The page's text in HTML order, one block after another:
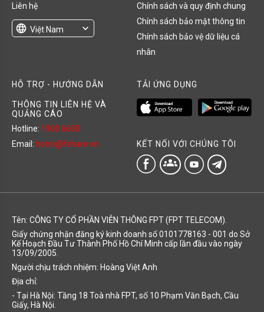
Liên hệ
language Việt Nam
expand_more
Chính sách và quy định chung
Chính sách bảo mật thông tin
Chính sách bảo vệ dữ liệu cá
nhân
HỖ TRỢ - HƯỚNG DẪN
THÔNG TIN LIÊN HỆ VÀ
QUẢNG CÁO
Hotline: 1900 6600
Email: hotro@fshare.vn
TẢI ỨNG DỤNG
KẾT NỐI VỚI CHÚNG TÔI
groups
Tên: CÔNG TY CỔ PHẦN VIỄN THÔNG FPT (FPT TELECOM).
Giấy chứng nhận đăng ký kinh doanh số 0101778163 - 001 do Sở
Kế Hoạch Đầu Tư Thành Phố Hồ Chí Minh cấp lần đầu vào ngày
13/09/2005.
Người chịu trách nhiệm: Hoàng Việt Anh
Địa chỉ:
- Tại Hà Nội: Tầng 18 Toà nhà FPT, số 10 Phạm Văn Bạch, Cầu
Giấy, Hà Nội.